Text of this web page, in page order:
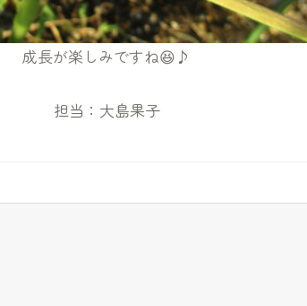
成長が楽しみですね😆♪
担当：大島果子